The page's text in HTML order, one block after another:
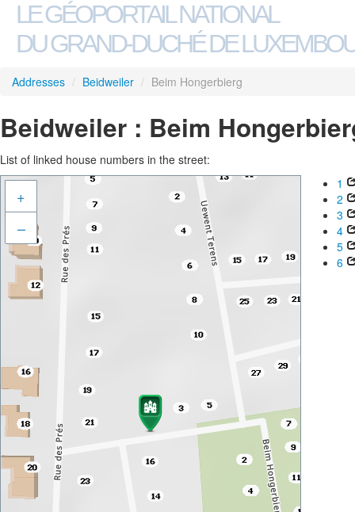
LE GÉOPORTAIL NATIONAL
DU GRAND-DUCHÉ DE
Addresses / Beidweiler / Beim Hongerbierg
Beidweiler : Beim
List of linked house numbers in the street:
+
–
1
2
3
4
5
6